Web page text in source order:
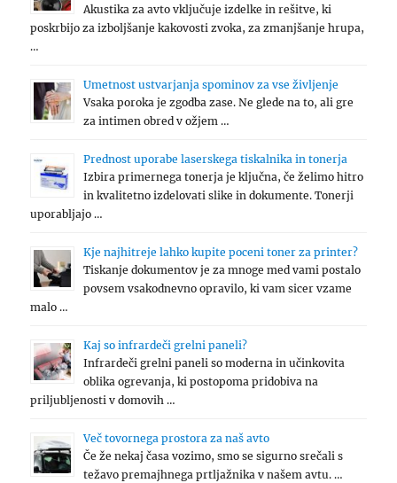
Akustika za avto vključuje izdelke in rešitve, ki
poskrbijo za izboljšanje kakovosti zvoka, za zmanjšanje hrupa,
…
Umetnost ustvarjanja spominov za vse življenje
Vsaka poroka je zgodba zase. Ne glede na to, ali gre
za intimen obred v ožjem …
Prednost uporabe laserskega tiskalnika in tonerja
Izbira primernega tonerja je ključna, če želimo hitro
in kvalitetno izdelovati slike in dokumente. Tonerji
uporabljajo …
Kje najhitreje lahko kupite poceni toner za printer?
Tiskanje dokumentov je za mnoge med vami postalo
povsem vsakodnevno opravilo, ki vam sicer vzame
malo …
Kaj so infrardeči grelni paneli?
Infrardeči grelni paneli so moderna in učinkovita
oblika ogrevanja, ki postopoma pridobiva na
priljubljenosti v domovih …
Več tovornega prostora za naš avto
Če že nekaj časa vozimo, smo se sigurno srečali s
težavo premajhnega prtljažnika v našem avtu. …